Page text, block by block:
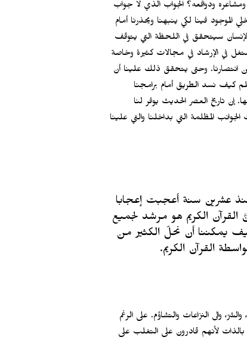
ودوافعه؟ الجواب الذي لا جواب
الموجود فينا لكي ينبهنا ويحذرنا أمام
سيتحقق في اللحظة التي يتوقف
في الإرشاد في مجالات كثيرة وخاصة
انتصارنا. وحتى يتحقق ذلك علينا أن
كيف نسد الطريق أمام برامجنا
إن تاريخ العصر الحديث يوفر لنا
المظلمة التي بداخلنا والتي علينا
منذ عشرين سنة أعجبت إعجابا
الكريم هو مرشد لجميع
يمكننا أن نحلّ الكثير من
القرآن الكريم.
والى النزاعات والتشاؤم. على الرغم
لأنهم قادرون على التغلب على